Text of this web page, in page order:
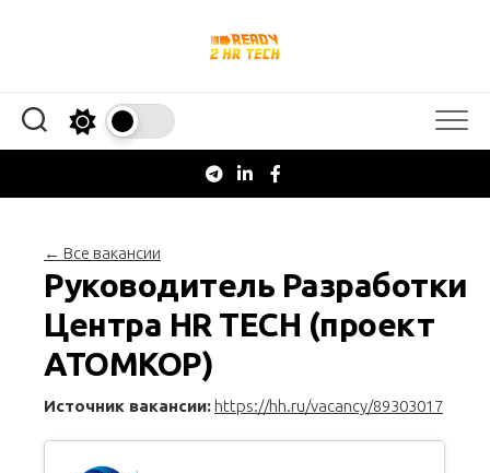
← Все вакансии
Руководитель Разработки
Центра HR TECH (проект
АТОМКОР)
Источник вакансии: https://hh.ru/vacancy/89303017